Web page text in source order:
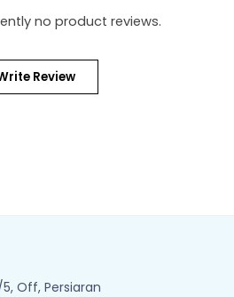
no product reviews.
Review
Off, Persiaran